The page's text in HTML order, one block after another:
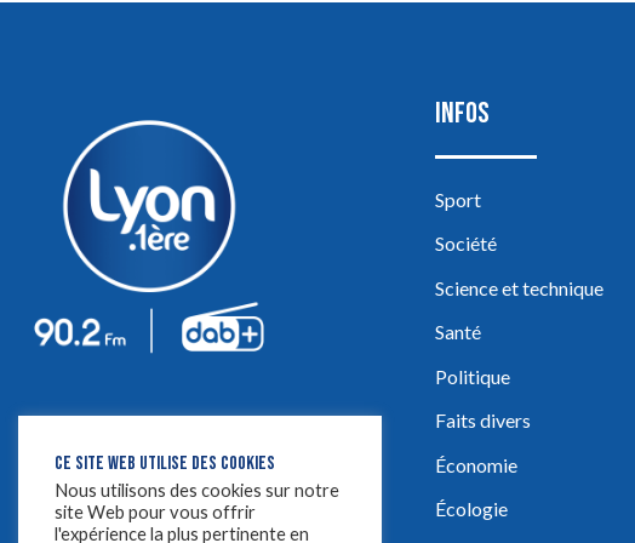
INFOS
Sport
Société
Science et technique
Santé
Politique
Faits divers
Économie
Écologie
CE SITE WEB UTILISE DES COOKIES
Nous utilisons des cookies sur notre
site Web pour vous offrir
l'expérience la plus pertinente en